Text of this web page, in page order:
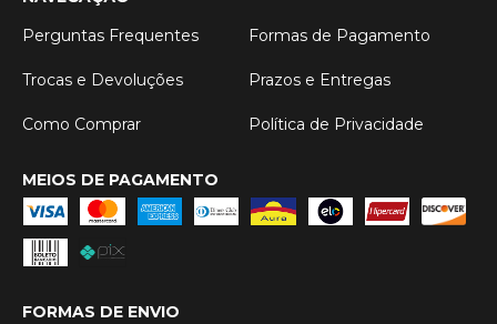
Perguntas Frequentes
Formas de Pagamento
Trocas e Devoluções Prazos e Entregas
Como Comprar Política de Privacidade
MEIOS DE PAGAMENTO
FORMAS DE ENVIO